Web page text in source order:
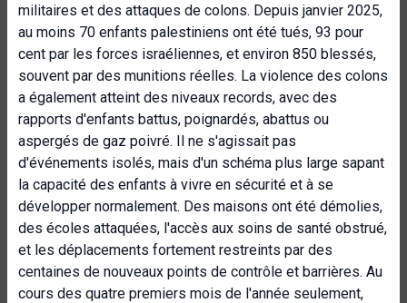
militaires et des attaques de colons. Depuis janvier 2025,
au moins 70 enfants palestiniens ont été tués, 93 pour
cent par les forces israéliennes, et environ 850 blessés,
souvent par des munitions réelles. La violence des colons
a également atteint des niveaux records, avec des
rapports d'enfants battus, poignardés, abattus ou
aspergés de gaz poivré. Il ne s'agissait pas
d'événements isolés, mais d'un schéma plus large sapant
la capacité des enfants à vivre en sécurité et à se
développer normalement. Des maisons ont été démolies,
des écoles attaquées, l'accès aux soins de santé obstrué,
et les déplacements fortement restreints par des
centaines de nouveaux points de contrôle et barrières. Au
cours des quatre premiers mois de l'année seulement,